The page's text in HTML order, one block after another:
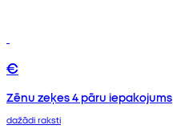
€
Zēnu zeķes 4 pāru iepakojums
dažādi raksti